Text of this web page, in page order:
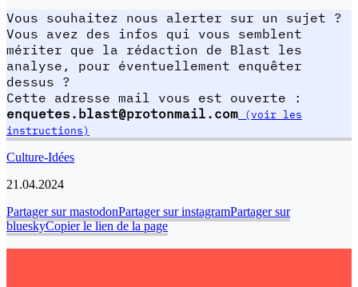
Vous souhaitez nous alerter sur un sujet ?
Vous avez des infos qui vous semblent
mériter que la rédaction de Blast les
analyse, pour éventuellement enquêter
dessus ?
Cette adresse mail vous est ouverte :
enquetes.blast@protonmail.com (voir les
instructions)
Culture-Idées
21.04.2024
Partager sur mastodonPartager sur instagramPartager sur
blueskyCopier le lien de la page